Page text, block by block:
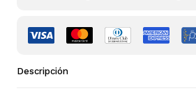
Descripción